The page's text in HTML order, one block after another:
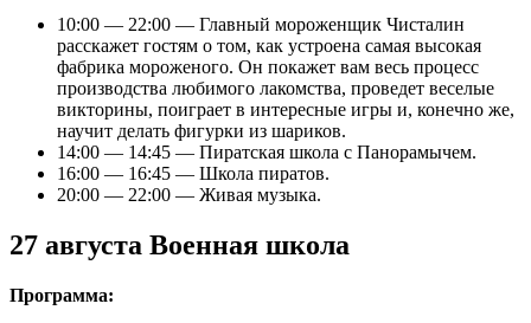
10:00 — 22:00 — Главный мороженщик Чисталин
расскажет гостям о том, как устроена самая высокая
фабрика мороженого. Он покажет вам весь процесс
производства любимого лакомства, проведет веселые
викторины, поиграет в интересные игры и, конечно же,
научит делать фигурки из шариков.
14:00 — 14:45 — Пиратская школа с Панорамычем.
16:00 — 16:45 — Школа пиратов.
20:00 — 22:00 — Живая музыка.
27 августа Военная школа
Программа: